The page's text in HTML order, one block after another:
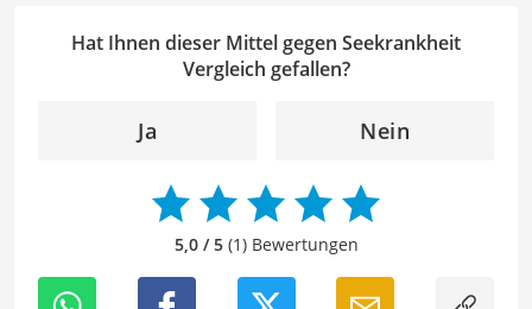
Autoren dabei zu helfen, ihre Botschaften klar und
effektiv zu kommunizieren. Durch meine Leidenschaft für
Interessen, bringe ich frische Perspektiven sowie neue
dass die Texte sowohl qualitativ hochwertig als auch
ansprechend sind.
Hat Ihnen dieser Mittel gegen Seekrankheit
Vergleich gefallen?
Ja Nein
5,0 / 5(1) Bewertungen